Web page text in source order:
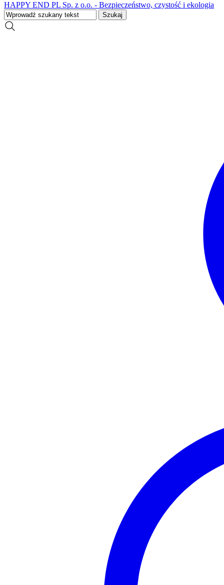
HAPPY END PL Sp. z o.o. - Bezpieczeństwo, czystość i ekologia